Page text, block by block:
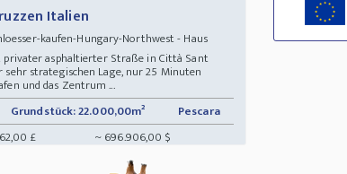
Italien
kaufen-Hungary-Northwest - Haus
asphaltierter Straße in Città Sant
sehr strategischen Lage, nur 25 Minuten
und das Zentrum ...
Grundstück: 22.000,00m²
Pescara
£ ~ 696.906,00 $